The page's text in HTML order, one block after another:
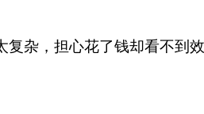
杂，担心花了钱却看不到效